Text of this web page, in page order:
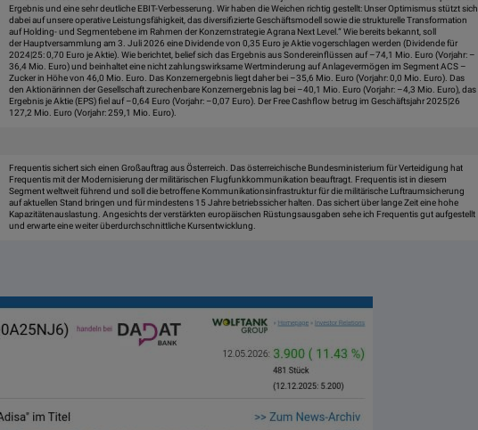
Ergebnis und eine sehr deutliche EBIT-Verbesserung. Wir haben die Weichen richtig gestellt: Unser Optimismus stützt sich
dabei auf unsere operative Leistungsfähigkeit, das diversifizierte Geschäftsmodell sowie die strukturelle Transformation
auf Holding- und Segmentebene im Rahmen der Konzernstrategie Agrana Next Level.“ Wie bereits bekannt, soll
der Hauptversammlung am 3. Juli 2026 eine Dividende von 0,35 Euro je Aktie vogerschlagen werden (Dividende für
2024|25: 0,70 Euro je Aktie). Wie berichtet, belief sich das Ergebnis aus Sondereinflüssen auf –74,1 Mio. Euro (Vorjahr: –
36,4 Mio. Euro) und beinhaltet eine nicht zahlungswirksame Wertminderung auf Anlagevermögen im Segment ACS –
Zucker in Höhe von 46,0 Mio. Euro. Das Konzernergebnis liegt daher bei –35,6 Mio. Euro (Vorjahr: 0,0 Mio. Euro). Das
den Aktionärinnen der Gesellschaft zurechenbare Konzernergebnis lag bei –40,1 Mio. Euro (Vorjahr: –4,3 Mio. Euro), das
Ergebnis je Aktie (EPS) fiel auf –0,64 Euro (Vorjahr: –0,07 Euro). Der Free Cashflow betrug im Geschäftsjahr 2025|26
127,2 Mio. Euro (Vorjahr: 259,1 Mio. Euro).
Frequentis sichert sich einen Großauftrag aus Österreich. Das österreichische Bundesministerium für Verteidigung hat
Frequentis mit der Modernisierung der militärischen Flugfunkkommunikation beauftragt. Frequentis ist in diesem
Segment weltweit führend und soll die betroffene Kommunikationsinfrastruktur für die militärische Luftraumsicherung
auf aktuellen Stand bringen und für mindestens 15 Jahre betriebssicher halten. Das sichert über lange Zeit eine hohe
Kapazitätenauslastung. Angesichts der verstärkten europäischen Rüstungsausgaben sehe ich Frequentis gut aufgestellt
und erwarte eine weiter überdurchschnittliche Kursentwicklung.